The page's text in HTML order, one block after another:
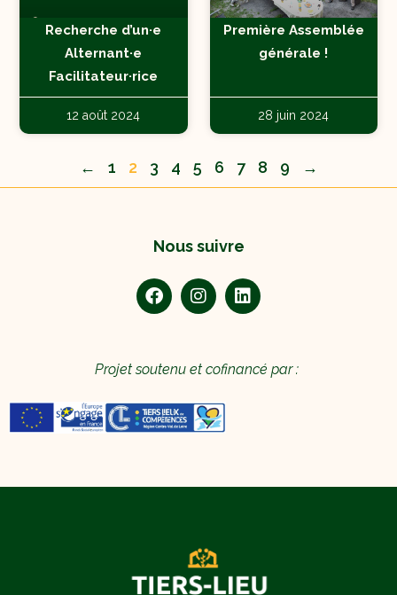
Recherche d’un·e
Alternant·e
Facilitateur·rice
12 août 2024
Première Assemblée
générale !
28 juin 2024
← 1 2 3 4 5 6 7 8 9 →
Nous suivre
Projet soutenu et cofinancé par :